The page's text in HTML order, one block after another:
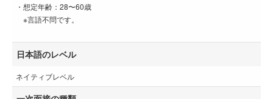
・想定年齢：28〜60歳
※言語不問です。
日本語のレベル
ネイティブレベル